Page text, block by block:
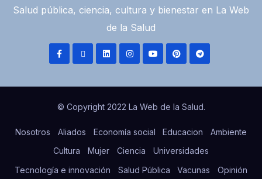
Salud pública, ciencia, cultura y bienestar en La Web
de la Salud
© Copyright 2022 La Web de la Salud.
Nosotros Aliados Economía social Educacion
Ambiente
Cultura
Mujer Ciencia
Universidades
Tecnología e innovación
Salud Pública Vacunas Opinión